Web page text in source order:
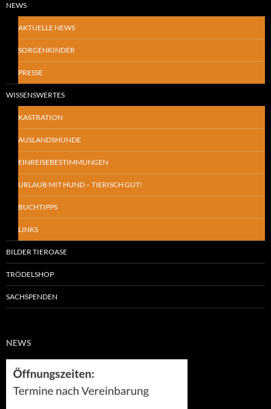
NEWS
AKTUELLE NEWS
SORGENKINDER
PRESSE
WISSENSWERTES
KASTRATION
AUSLANDSHUNDE
EINREISEBESTIMMUNGEN
URLAUB MIT HUND – TIERISCH GUT!
BUCHTIPPS
LINKS
BILDER TIEROASE
TRÖDELSHOP
SACHSPENDEN
NEWS